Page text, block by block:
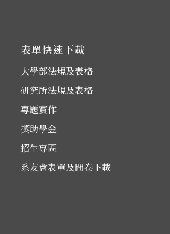
表單快速下載
大學部法規及表格
研究所法規及表格
專題實作
獎助學金
招生專區
系友會表單及問卷下載